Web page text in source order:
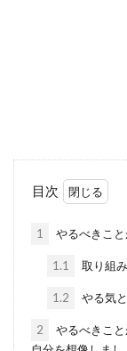
目次
1 やるべきこ
1.1 取り組
1.2 やる気
2
やるべきこ